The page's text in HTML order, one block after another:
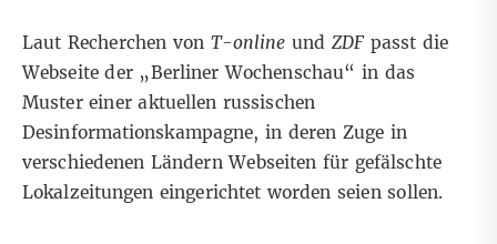
Laut Recherchen von T-online undZDFpasst die
Webseite der „Berliner Wochenschau“ in das
Muster einer aktuellen russischen
Desinformationskampagne, in deren Zuge in
verschiedenen Ländern Webseiten für gefälschte
Lokalzeitungen eingerichtet worden seien sollen.